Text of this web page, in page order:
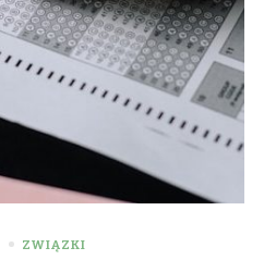
ZWIĄZKI